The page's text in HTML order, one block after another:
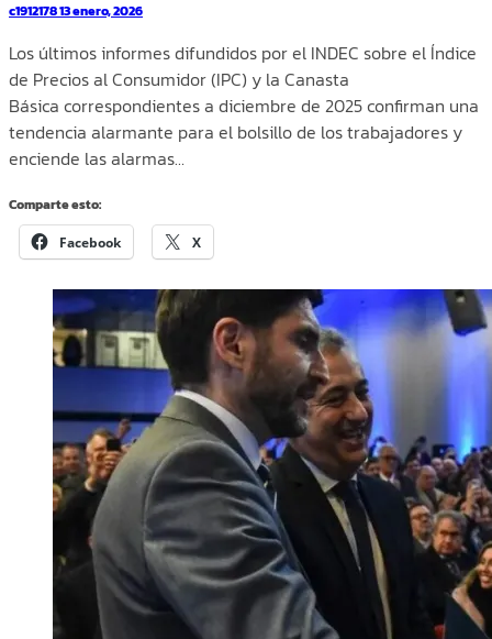
c191217813 enero, 2026
Los últimos informes difundidos por el INDEC sobre el Índice
de Precios al Consumidor (IPC) y la Canasta
Básica correspondientes a diciembre de 2025 confirman una
tendencia alarmante para el bolsillo de los trabajadores y
enciende las alarmas…
Comparte esto:
Facebook X